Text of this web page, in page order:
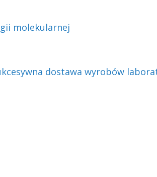
molekularnej
dostawa wyrobów